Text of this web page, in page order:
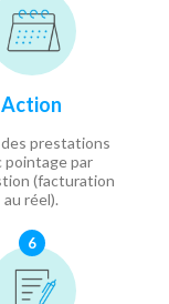
Action
prestations
pointage par
(facturation
au réel).
6